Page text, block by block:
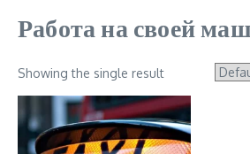
Работа на своей
Showing the single result